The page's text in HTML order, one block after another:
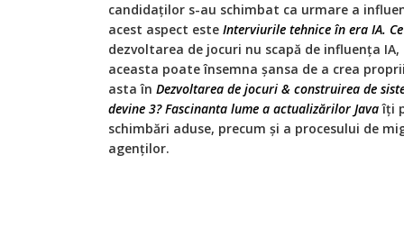
candidaților s-au schimbat ca urmare a
acest aspect este Interviurile tehnice în era IA.
dezvoltarea de jocuri nu scapă de influența
aceasta poate însemna șansa de a crea
asta în Dezvoltarea de jocuri & construirea de
devine 3? Fascinanta lume a actualizărilor Javaîți
schimbări aduse, precum și a procesului de
agenților.